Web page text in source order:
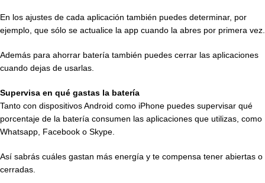
En los ajustes de cada aplicación también puedes determinar, por
ejemplo, que sólo se actualice la app cuando la abres por primera vez.
Además para ahorrar batería también puedes cerrar las aplicaciones
cuando dejas de usarlas.
Supervisa en qué gastas la batería
Tanto con dispositivos Android como iPhone puedes supervisar qué
porcentaje de la batería consumen las aplicaciones que utilizas, como
Whatsapp, Facebook o Skype.
Así sabrás cuáles gastan más energía y te compensa tener abiertas o
cerradas.